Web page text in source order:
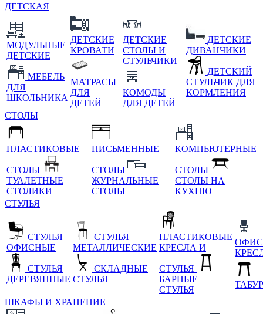
ДЕТСКАЯ
МОДУЛЬНЫЕ
ДЕТСКИЕ
МЕБЕЛЬ
ДЛЯ
ШКОЛЬНИКА
ДЕТСКИЕ
КРОВАТИ
МАТРАСЫ
ДЛЯ
ДЕТЕЙ
ДЕТСКИЕ
СТОЛЫ И
СТУЛЬЧИКИ
КОМОДЫ
ДЛЯ ДЕТЕЙ
ДЕТСКИЕ
ДИВАНЧИКИ
ДЕТСКИЙ
СТУЛЬЧИК ДЛЯ
КОРМЛЕНИЯ
СТОЛЫ
ПЛАСТИКОВЫЕ
СТОЛЫ
ТУАЛЕТНЫЕ
СТОЛИКИ
ПИСЬМЕННЫЕ
СТОЛЫ
ЖУРНАЛЬНЫЕ
СТОЛЫ
КОМПЬЮТЕРНЫЕ
СТОЛЫ
СТОЛЫ НА
КУХНЮ
СТУЛЬЯ
СТУЛЬЯ
ОФИСНЫЕ
СТУЛЬЯ
ДЕРЕВЯННЫЕ
СТУЛЬЯ
МЕТАЛЛИЧЕСКИЕ
СКЛАДНЫЕ
СТУЛЬЯ
ПЛАСТИКОВЫЕ
КРЕСЛА И
СТУЛЬЯ
БАРНЫЕ
СТУЛЬЯ
ШКАФЫ И ХРАНЕНИЕ